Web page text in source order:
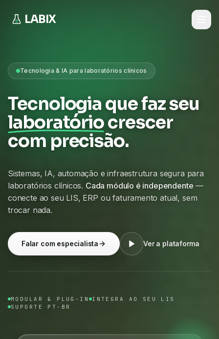
LABIX
Tecnologia & IA para laboratórios clínicos
Tecnologia que faz seu
laboratóriocrescer
com precisão.
Sistemas, IA, automação e infraestrutura segura para
laboratórios clínicos. Cada módulo é independente —
conecte ao seu LIS, ERP ou faturamento atual, sem
trocar nada.
Falar com especialista Ver a plataforma
MODULAR & PLUG-IN INTEGRA AO SEU LIS
SUPORTE PT-BR